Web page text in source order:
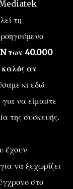
Mediatek
τη
των 40.000
καλός αν
κι εδώ
να είμαστε
της συσκευής.
έχουν
να ξεχωρίζει
στο